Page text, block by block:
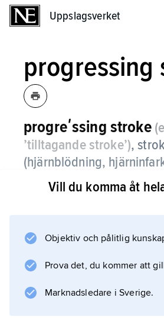
Uppslagsverket
progressing
progreʹssing stroke
’tilltagande stroke’),
(hjärnblödning,
neurologiska symtom
osv.) successivt förvärras
respektive dagarna efter
Vill du komma åt
Objektiv och pålitlig
Prova det, du kommer att
Marknadsledare i Sverige.